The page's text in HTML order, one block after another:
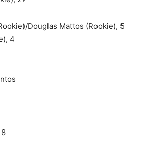
Douglas Mattos (Rookie), 5
4